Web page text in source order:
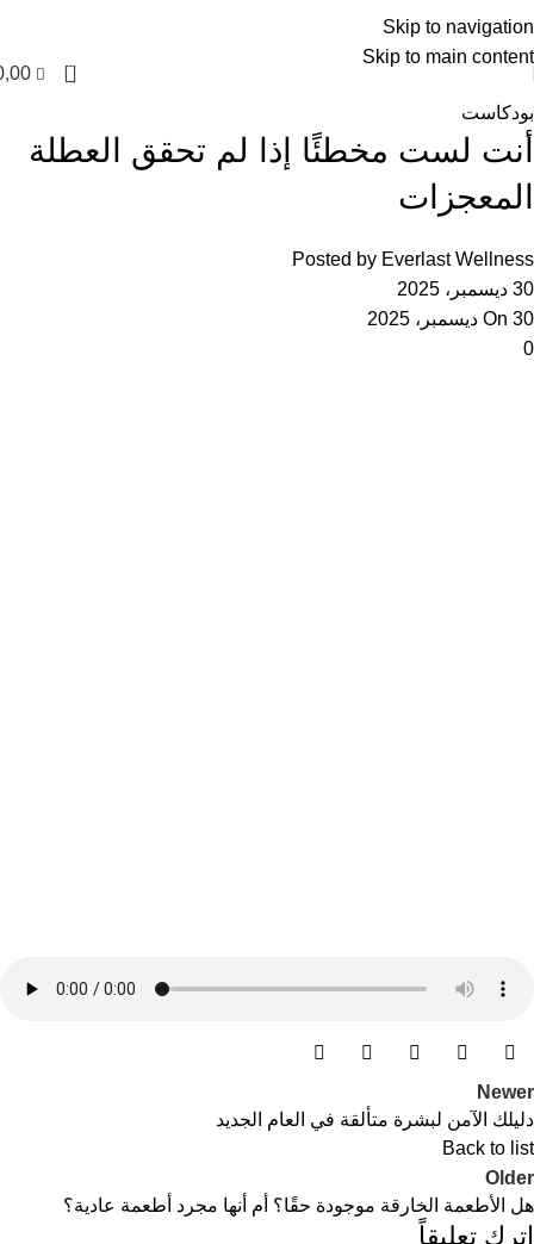
Skip to navigation
Skip to main content
العربية
0
بودكاست
أنت لست مخطئًا إذا لم تحقق العطلة
المعجزات
Posted by Everlast Wellness
30 ديسمبر، 2025
On 30 ديسمبر، 2025
0
Newer
دليلك الآمن لبشرة متألقة في العام الجديد
Back to list
Older
هل الأطعمة الخارقة موجودة حقًا؟ أم أنها مجرد أطعمة عادية؟
اترك تعليقاً